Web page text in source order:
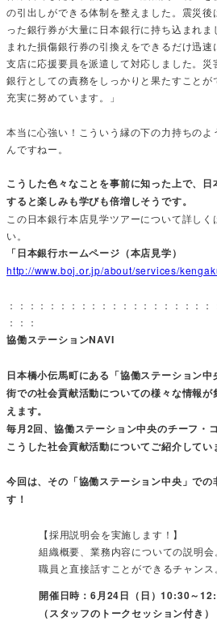
の引出しができる体制を整えました。震災
った銀行券が大量に日本銀行に持ち込まれ
まれた損傷銀行券の引換えをできるだけ迅
支店に応援要員を派遣して対応しました。
銀行としての責務をしっかりと果たすこと
充実に努めています。」
本当に心強い！こういう縁の下の力持ちの
んですねー。
こうした色々なことを事前に知った上で、
すると楽しみも学びも倍増しそうです。
この日本銀行本店見学ツアーについて詳し
い。
「日本銀行ホームページ（本店見学）
http://www.boj.or.jp/about/services/
：：：：：：：：：：：：：：：：：：：
：：：
協働ステーションNAVI
日本橋小伝馬町にある「協働ステーション中
街での社会貢献活動についての様々な情報
えます。
毎月2回、協働ステーション中央のチーフ・
こうした社会貢献活動についてご紹介してい
今回は、その「協働ステーション中央」で
す！
【採用説明会を実施します！】
組織概要、業務内容についての説明会。
職員と直接話すことができるチャンス
開催日時：6月24日（日）10:30～
（スタッフのトークセッション付き）